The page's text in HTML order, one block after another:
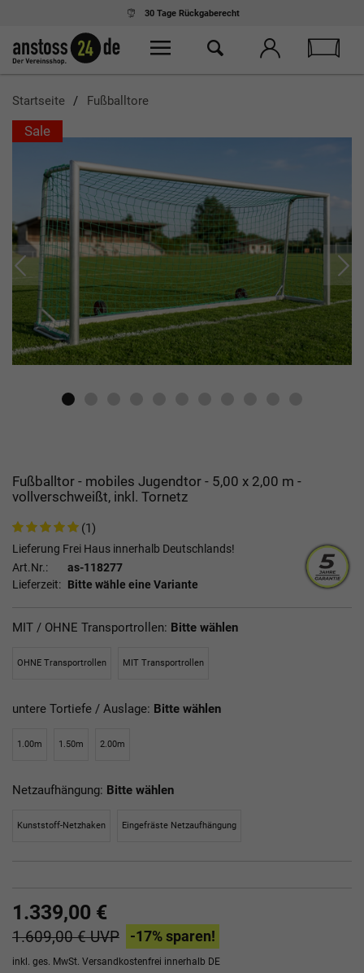
30 Tage Rückgaberecht
Startseite Fußballtore
Sale
Fußballtor - mobiles Jugendtor - 5,00 x 2,00 m -
vollverschweißt, inkl. Tornetz
(1)
Lieferung Frei Haus innerhalb Deutschlands!
Art.Nr.:
as-118277
Lieferzeit: Bitte wähle eine Variante
MIT / OHNE Transportrollen: Bitte wählen
OHNE Transportrollen MIT Transportrollen
untere Tortiefe / Auslage: Bitte wählen
1.00m 1.50m 2.00m
Netzaufhängung: Bitte wählen
Kunststoff-Netzhaken Eingefräste Netzaufhängung
1.339,00 €
1.609,00 €UVP -17% sparen!
inkl. ges. MwSt. Versandkostenfrei innerhalb DE